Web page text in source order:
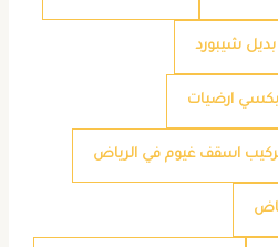
شيبورد
ارضيات
اسقف غيوم في الرياض